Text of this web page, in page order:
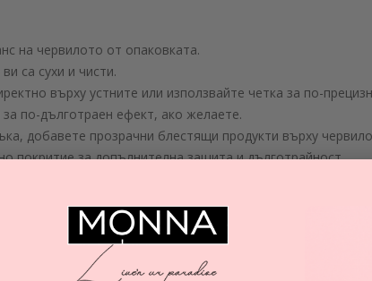
на червилото от опаковката.
са сухи и чисти.
върху устните или използвайте четка за по-
по-дълготраен ефект, ако желаете.
добавете прозрачни блестящи продукти върху
покритие за допълнителна защита и дълготрайност.